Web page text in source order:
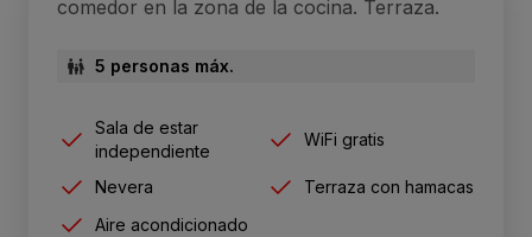
comedor en la zona de la cocina. Terraza.
5 personas máx.
Sala de estar
independiente
WiFi gratis
Nevera
Terraza con hamacas
Aire acondicionado